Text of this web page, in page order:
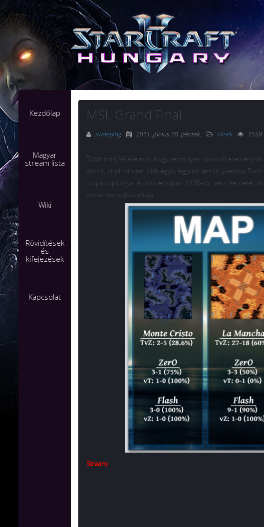
Kezdőlap
Magyar
stream lista
Wiki
Rövidítések
és
kifejezések
Kapcsolat
MSL Grand Final
sweeping 2011. június 10. péntek. Hírek 1559
Több mint fél éve már, hogy semmilyen starcraft
döntő, ahol minden idők egyik legjobb terrán játékosa
csapatkapitánya. Az összecsapás 10:00-kor veszi
annak statisztikai adatai:
Stream: